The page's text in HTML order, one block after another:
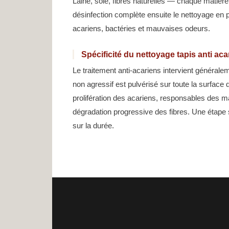
désinfection complète ensuite le nettoyage en
acariens, bactéries et mauvaises odeurs.
Spécificité du nettoyage tapis anti
Le traitement anti-acariens intervient
non agressif est pulvérisé sur toute la surface
prolifération des acariens, responsables des
dégradation progressive des fibres. Une
sur la durée.